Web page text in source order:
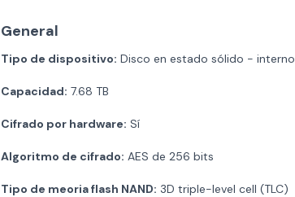
General
Tipo de dispositivo: Disco en estado sólido - interno
Capacidad: 7.68 TB
Cifrado por hardware: Sí
Algoritmo de cifrado: AES de 256 bits
Tipo de meoria flash NAND: 3D triple-level cell (TLC)